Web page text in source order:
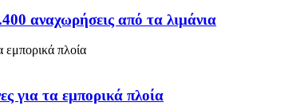
αναχωρήσεις από τα λιμάνια
για τα εμπορικά πλοία